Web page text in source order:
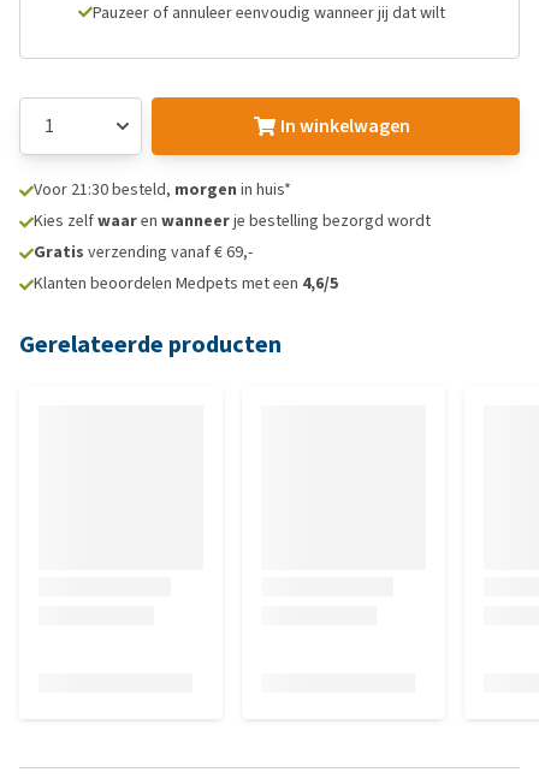
Pauzeer of annuleer eenvoudig wanneer jij dat wilt
In winkelwagen
Voor 21:30 besteld, morgen in huis*
Kies zelfwaaren wanneerje bestelling bezorgd wordt
Gratis verzending vanaf € 69,-
Klanten beoordelen Medpets met een 4,6/5
Gerelateerde producten